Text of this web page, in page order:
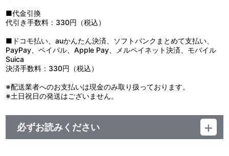
■代金引換
代引き手数料：330円（税込）
■ドコモ払い、auかんたん決済、ソフトバンクまとめて支払い、
PayPay、ペイパル、Apple Pay、メルペイネット決済、モバイル
Suica
決済手数料：330円（税込）
※配送業者へのお支払いは現金のみ取り扱っております。
※土日祝日の発送はございません。
必ずお読みください